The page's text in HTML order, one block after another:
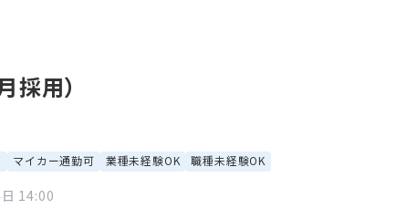
用）
マイカー通勤可 業種未経験OK 職種未経験OK
14:00